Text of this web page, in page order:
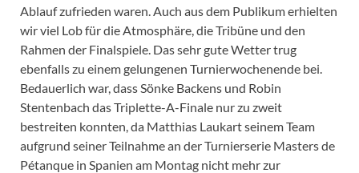
Ablauf zufrieden waren. Auch aus dem Publikum erhielten
wir viel Lob für die Atmosphäre, die Tribüne und den
Rahmen der Finalspiele. Das sehr gute Wetter trug
ebenfalls zu einem gelungenen Turnierwochenende bei.
Bedauerlich war, dass Sönke Backens und Robin
Stentenbach das Triplette-A-Finale nur zu zweit
bestreiten konnten, da Matthias Laukart seinem Team
aufgrund seiner Teilnahme an der Turnierserie Masters de
Pétanque in Spanien am Montag nicht mehr zur